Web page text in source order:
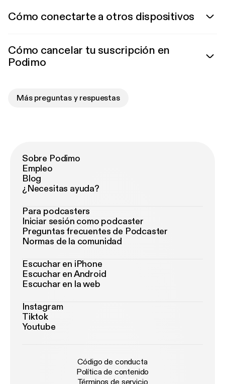
Cómo conectarte a otros dispositivos
Cómo cancelar tu suscripción en
Podimo
Más preguntas y respuestas
Sobre Podimo
Empleo
Blog
¿Necesitas ayuda?
Para podcasters
Iniciar sesión como podcaster
Preguntas frecuentes de Podcaster
Normas de la comunidad
Escuchar en iPhone
Escuchar en Android
Escuchar en la web
Instagram
Tiktok
Youtube
Código de conducta
Política de contenido
Términos de servicio